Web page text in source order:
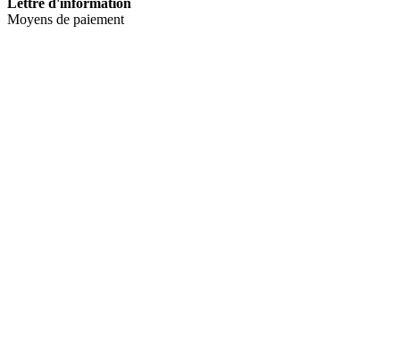
Moyens de paiement